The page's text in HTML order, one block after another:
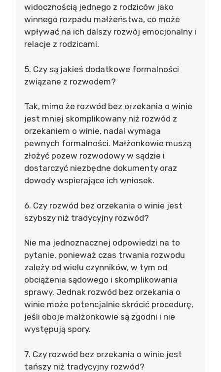
widocznością jednego z rodziców jako
winnego rozpadu małżeństwa, co może
wpływać na ich dalszy rozwój emocjonalny i
relacje z rodzicami.
5. Czy są jakieś dodatkowe formalności
związane z rozwodem?
Tak, mimo że rozwód bez orzekania o winie
jest mniej skomplikowany niż rozwód z
orzekaniem o winie, nadal wymaga
pewnych formalności. Małżonkowie muszą
złożyć pozew rozwodowy w sądzie i
dostarczyć niezbędne dokumenty oraz
dowody wspierające ich wniosek.
6. Czy rozwód bez orzekania o winie jest
szybszy niż tradycyjny rozwód?
Nie ma jednoznacznej odpowiedzi na to
pytanie, ponieważ czas trwania rozwodu
zależy od wielu czynników, w tym od
obciążenia sądowego i skomplikowania
sprawy. Jednak rozwód bez orzekania o
winie może potencjalnie skrócić procedurę,
jeśli oboje małżonkowie są zgodni i nie
występują spory.
7. Czy rozwód bez orzekania o winie jest
tańszy niż tradycyjny rozwód?